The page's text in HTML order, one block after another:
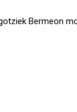
Bermeon